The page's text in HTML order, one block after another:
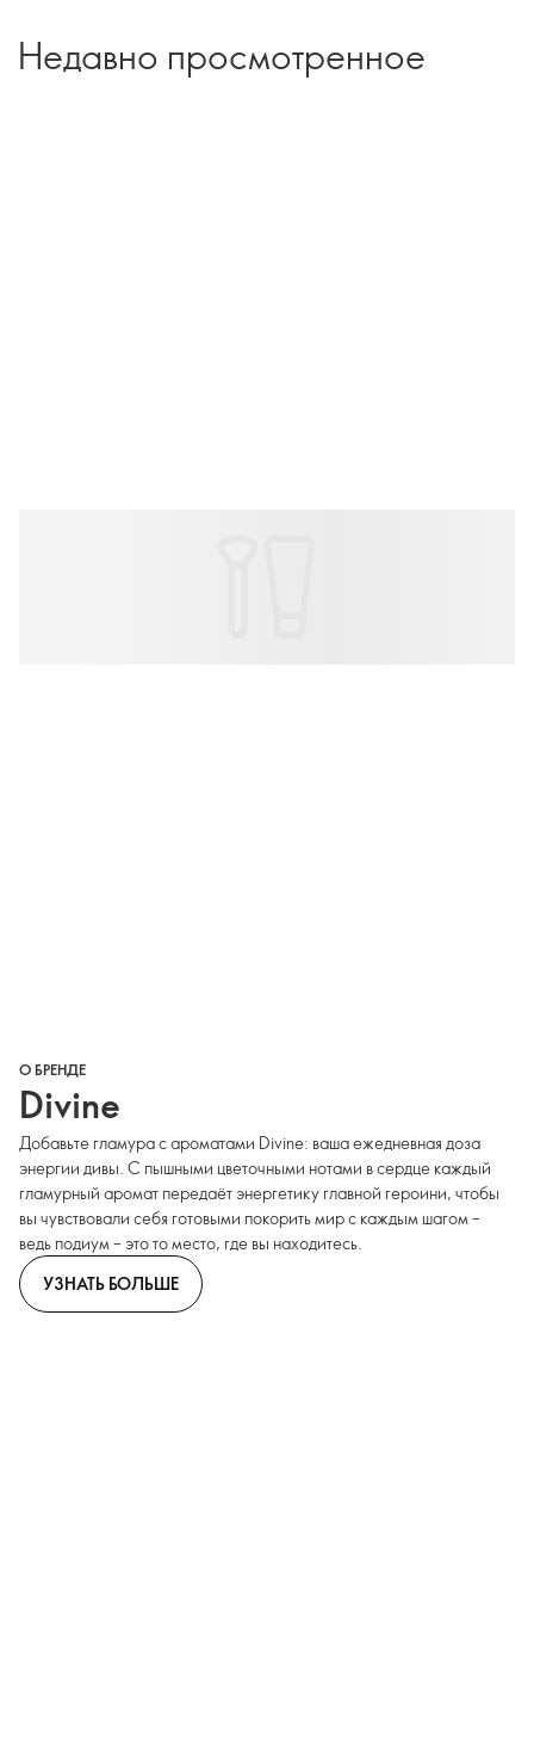
Недавно просмотренное
О БРЕНДЕ
Divine
Добавьте гламура с ароматами Divine: ваша ежедневная доза
энергии дивы. С пышными цветочными нотами в сердце каждый
гламурный аромат передаёт энергетику главной героини, чтобы
вы чувствовали себя готовыми покорить мир с каждым шагом –
ведь подиум – это то место, где вы находитесь.
УЗНАТЬ БОЛЬШЕ